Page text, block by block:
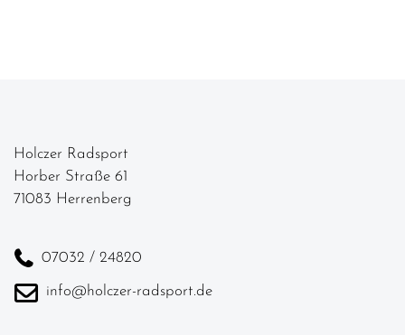
Holczer Radsport
Horber Straße 61
71083 Herrenberg
07032 / 24820
info@holczer-radsport.de